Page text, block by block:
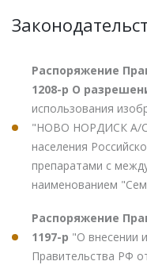
Распоряжение
1208-р О
использования
"НОВО НОРДИСК А/С"
населения
препаратами с
наименованием
Распоряжение
1197-р "О внесении
Правительства РФ